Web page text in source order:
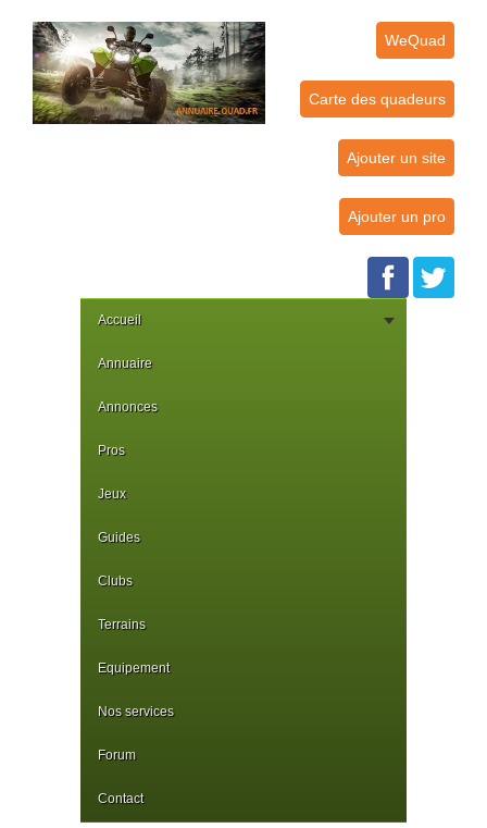
WeQuad
Carte des quadeurs
Ajouter un site
Ajouter un pro
Accueil
Annuaire
Annonces
Pros
Jeux
Guides
Clubs
Terrains
Equipement
Nos services
Forum
Contact